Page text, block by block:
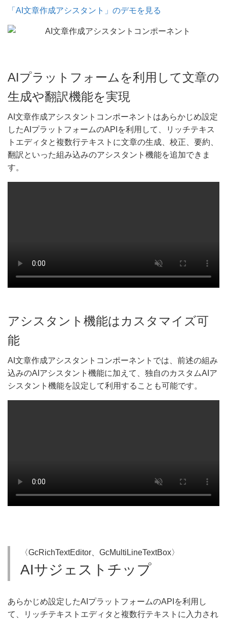
「AI文章作成アシスタント」のデモを見る
AIプラットフォームを利用して文章の
生成や翻訳機能を実現
AI文章作成アシスタントコンポーネントはあらかじめ設定
したAIプラットフォームのAPIを利用して、リッチテキス
トエディタと複数行テキストに文章の生成、校正、要約、
翻訳といった組み込みのアシスタント機能を追加できま
す。
アシスタント機能はカスタマイズ可
能
AI文章作成アシスタントコンポーネントでは、前述の組み
込みのAIアシスタント機能に加えて、独自のカスタムAIア
シスタント機能を設定して利用することも可能です。
〈GcRichTextEditor、GcMultiLineTextBox〉
AIサジェストチップ
あらかじめ設定したAIプラットフォームのAPIを利用し
て、リッチテキストエディタと複数行テキストに入力され